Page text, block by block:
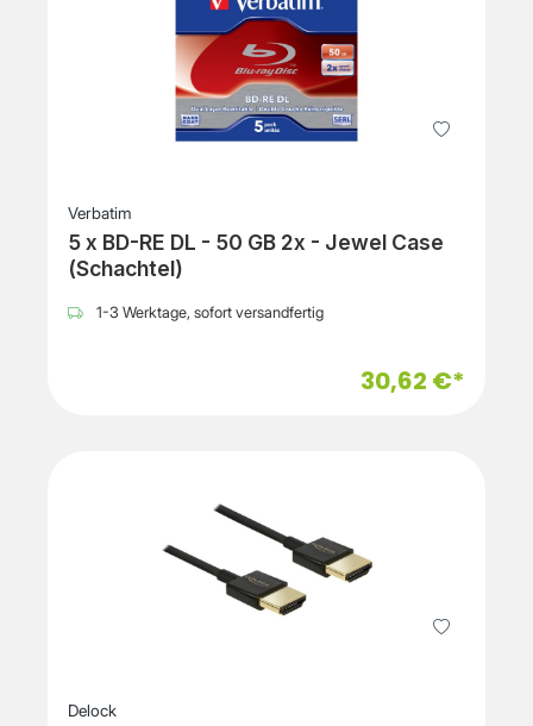
Verbatim
5 x BD-RE DL - 50 GB 2x - Jewel Case
(Schachtel)
1-3 Werktage, sofort versandfertig
30,62 €*
Delock